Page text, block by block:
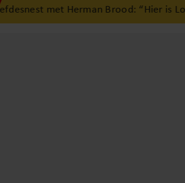
Brood: “Hier is Lola geboren”•